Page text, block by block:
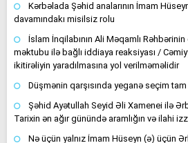
Kərbəlada Şəhid analarının İmam
davamındakı misilsiz rolu
İslam İnqilabının Ali Məqamlı
məktubu ilə bağlı iddiaya reaksiyası /
ikitirəliyin yaradılmasına yol verilməməlidir
Düşmənin qarşısında yeganə seçim
Şəhid Ayətullah Seyid Əli Xamenei ilə
Tarixin ən ağır günündə aramlığın və ilahi
Nə üçün yalnız İmam Hüseyn (ə) üçün